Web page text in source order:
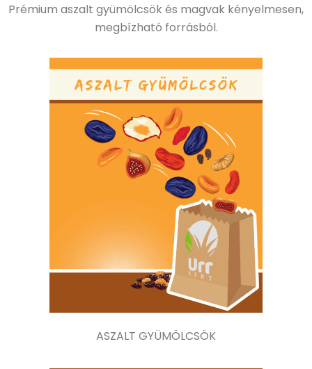
Prémium aszalt gyümölcsök és magvak kényelmesen,
megbízható forrásból.
ASZALT GYÜMÖLCSÖK